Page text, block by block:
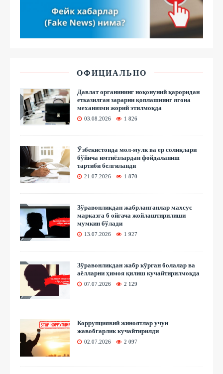
ОФИЦИАЛЬНО
Давлат органининг ноқонуний қароридан
етказилган зарарни қоплашнинг ягона
механизми жорий этилмоқда
03.08.2026 1 826
Ўзбекистонда мол-мулк ва ер солиқлари
бўйича имтиёзлардан фойдаланиш
тартиби белгиланди
21.07.2026 1 870
Зўравонликдан жабрланганлар махсус
марказга 6 ойгача жойлаштирилиши
мумкин бўлади
13.07.2026 1 927
Зўравонликдан жабр кўрган болалар ва
аёлларни ҳимоя қилиш кучайтирилмоқда
07.07.2026 2 129
Коррупциявий жиноятлар учун
жавобгарлик кучайтирилди
02.07.2026 2 097